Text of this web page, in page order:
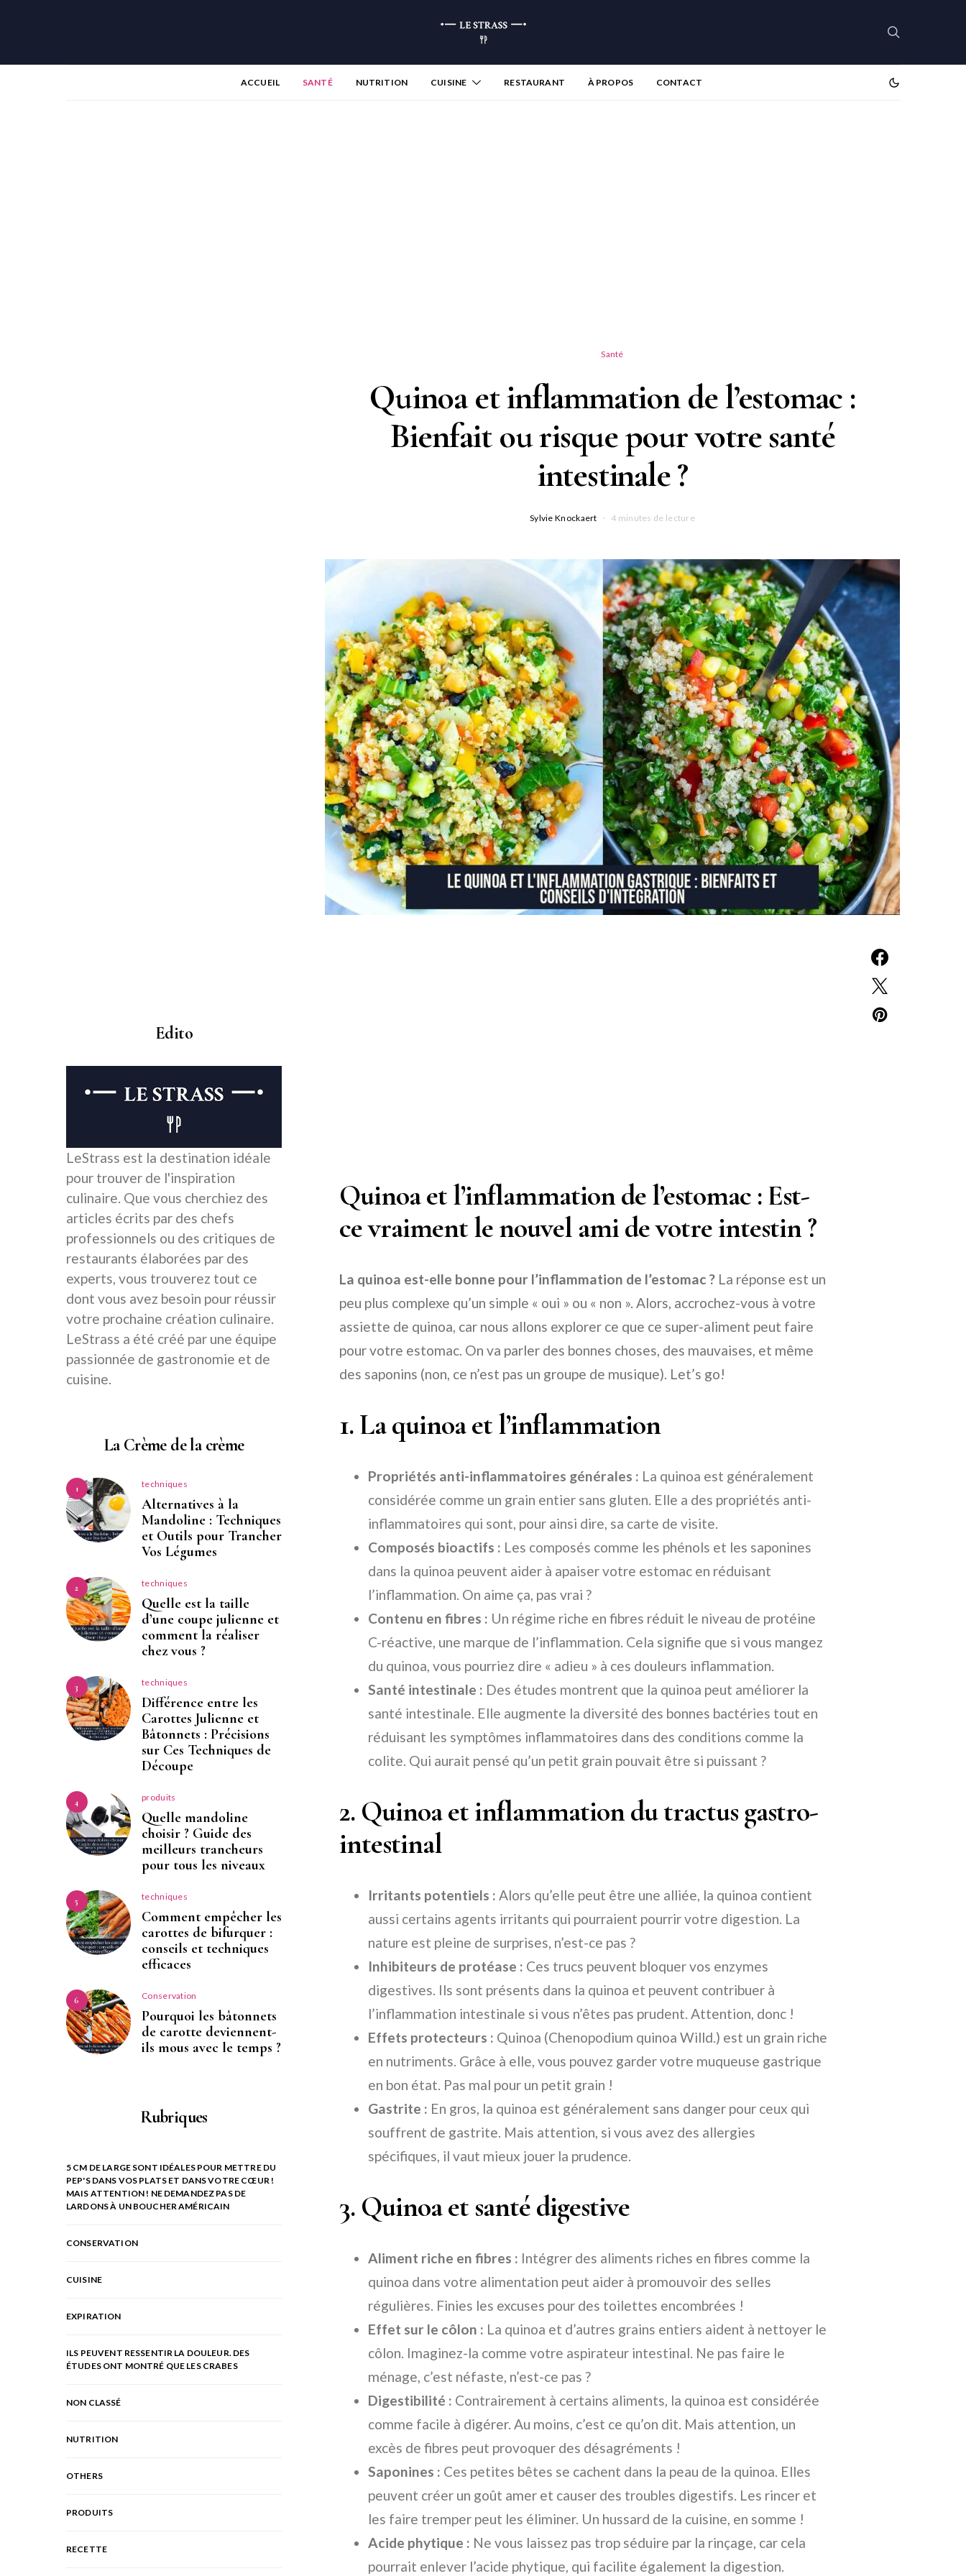
ACCUEIL SANTÉ NUTRITION CUISINE RESTAURANT À PROPOS CONTACT
Santé
Quinoa et inflammation de l’estomac :
Bienfait ou risque pour votre santé
intestinale ?
Sylvie Knockaert 4 minutes de lecture
Quinoa et l’inflammation de l’estomac : Est-
ce vraiment le nouvel ami de votre intestin ?
La quinoa est-elle bonne pour l’inflammation de l’estomac ? La réponse est un
peu plus complexe qu’un simple « oui » ou « non ». Alors, accrochez-vous à votre
assiette de quinoa, car nous allons explorer ce que ce super-aliment peut faire
pour votre estomac. On va parler des bonnes choses, des mauvaises, et même
des saponins (non, ce n’est pas un groupe de musique). Let’s go!
1. La quinoa et l’inflammation
Propriétés anti-inflammatoires générales : La quinoa est généralement
considérée comme un grain entier sans gluten. Elle a des propriétés anti-
inflammatoires qui sont, pour ainsi dire, sa carte de visite.
Composés bioactifs : Les composés comme les phénols et les saponines
dans la quinoa peuvent aider à apaiser votre estomac en réduisant
l’inflammation. On aime ça, pas vrai ?
Contenu en fibres : Un régime riche en fibres réduit le niveau de protéine
C-réactive, une marque de l’inflammation. Cela signifie que si vous mangez
du quinoa, vous pourriez dire « adieu » à ces douleurs inflammation.
Santé intestinale : Des études montrent que la quinoa peut améliorer la
santé intestinale. Elle augmente la diversité des bonnes bactéries tout en
réduisant les symptômes inflammatoires dans des conditions comme la
colite. Qui aurait pensé qu’un petit grain pouvait être si puissant ?
2. Quinoa et inflammation du tractus gastro-
intestinal
Irritants potentiels : Alors qu’elle peut être une alliée, la quinoa contient
aussi certains agents irritants qui pourraient pourrir votre digestion. La
nature est pleine de surprises, n’est-ce pas ?
Inhibiteurs de protéase : Ces trucs peuvent bloquer vos enzymes
digestives. Ils sont présents dans la quinoa et peuvent contribuer à
l’inflammation intestinale si vous n’êtes pas prudent. Attention, donc !
Effets protecteurs : Quinoa (Chenopodium quinoa Willd.) est un grain riche
en nutriments. Grâce à elle, vous pouvez garder votre muqueuse gastrique
en bon état. Pas mal pour un petit grain !
Gastrite : En gros, la quinoa est généralement sans danger pour ceux qui
souffrent de gastrite. Mais attention, si vous avez des allergies
spécifiques, il vaut mieux jouer la prudence.
3. Quinoa et santé digestive
Aliment riche en fibres : Intégrer des aliments riches en fibres comme la
quinoa dans votre alimentation peut aider à promouvoir des selles
régulières. Finies les excuses pour des toilettes encombrées !
Effet sur le côlon : La quinoa et d’autres grains entiers aident à nettoyer le
côlon. Imaginez-la comme votre aspirateur intestinal. Ne pas faire le
ménage, c’est néfaste, n’est-ce pas ?
Digestibilité : Contrairement à certains aliments, la quinoa est considérée
comme facile à digérer. Au moins, c’est ce qu’on dit. Mais attention, un
excès de fibres peut provoquer des désagréments !
Saponines : Ces petites bêtes se cachent dans la peau de la quinoa. Elles
peuvent créer un goût amer et causer des troubles digestifs. Les rincer et
les faire tremper peut les éliminer. Un hussard de la cuisine, en somme !
Acide phytique : Ne vous laissez pas trop séduire par la rinçage, car cela
pourrait enlever l’acide phytique, qui facilite également la digestion.
Edito
LeStrass est la destination idéale
pour trouver de l'inspiration
culinaire. Que vous cherchiez des
articles écrits par des chefs
professionnels ou des critiques de
restaurants élaborées par des
experts, vous trouverez tout ce
dont vous avez besoin pour réussir
votre prochaine création culinaire.
LeStrass a été créé par une équipe
passionnée de gastronomie et de
cuisine.
La Crème de la crème
1 techniques
Alternatives à la
Mandoline : Techniques
et Outils pour Trancher
Vos Légumes
2 techniques
Quelle est la taille
d’une coupe julienne et
comment la réaliser
chez vous ?
3 techniques
Différence entre les
Carottes Julienne et
Bâtonnets : Précisions
sur Ces Techniques de
Découpe
4 produits
Quelle mandoline
choisir ? Guide des
meilleurs trancheurs
pour tous les niveaux
5 techniques
Comment empêcher les
carottes de bifurquer :
conseils et techniques
efficaces
6 Conservation
Pourquoi les bâtonnets
de carotte deviennent-
ils mous avec le temps ?
Rubriques
5 CM DE LARGE SONT IDÉALES POUR METTRE DU
PEP'S DANS VOS PLATS ET DANS VOTRE CŒUR !
MAIS ATTENTION ! NE DEMANDEZ PAS DE
LARDONS À UN BOUCHER AMÉRICAIN
CONSERVATION
CUISINE
EXPIRATION
ILS PEUVENT RESSENTIR LA DOULEUR. DES
ÉTUDES ONT MONTRÉ QUE LES CRABES
NON CLASSÉ
NUTRITION
OTHERS
PRODUITS
RECETTE